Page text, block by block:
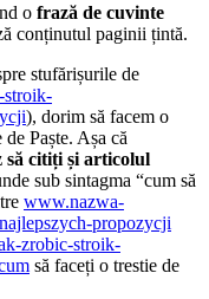
o frază de cuvinte
conținutul paginii țintă.
stufărișurile de
stroik-
), dorim să facem o
Paște. Așa că
să citiți și articolul
sub sintagma “cum să
www.nazwa-
propozycji
zrobic-stroik-
să faceți o trestie de